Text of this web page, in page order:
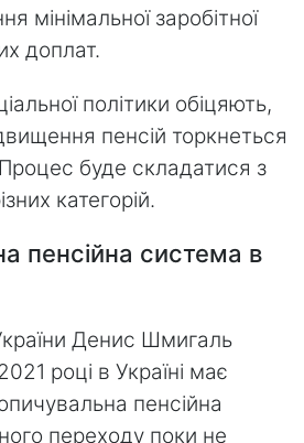
мінімальної заробітної
доплат.
політики обіцяють,
пенсій торкнеться
буде складатися з
категорій.
пенсійна система в
Денис Шмигаль
році в Україні має
пенсійна
переходу поки не